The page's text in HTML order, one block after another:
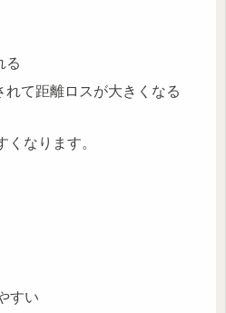
る
れて距離ロスが大きくなる
くなります。
すい